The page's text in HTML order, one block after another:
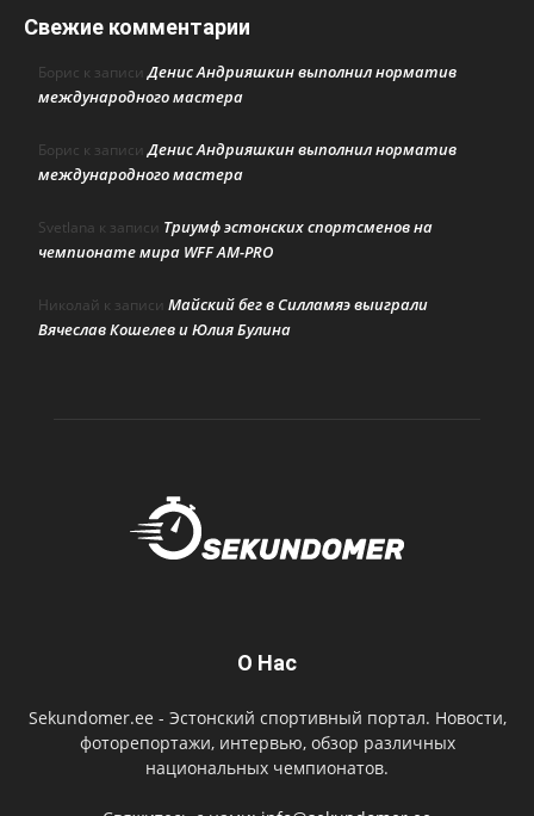
Свежие комментарии
Борис к записиДенис Андрияшкин выполнил норматив
международного мастера
Борис к записиДенис Андрияшкин выполнил норматив
международного мастера
Svetlana к записи Триумф эстонских спортсменов на
чемпионате мира WFF AM-PRO
Николай к записи Майский бег в Силламяэ выиграли
Вячеслав Кошелев и Юлия Булина
О Нас
Sekundomer.ee - Эстонский спортивный портал. Новости,
фоторепортажи, интервью, обзор различных
национальных чемпионатов.